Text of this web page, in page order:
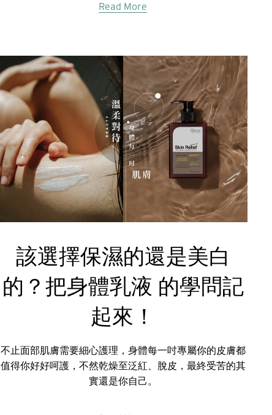
Read More
該選擇保濕的還是美白
的？把身體乳液 的學問記
起來！
不止面部肌膚需要細心護理，身體每一吋專屬你的皮膚都
值得你好好呵護，不然乾燥至泛紅、脫皮，最終受苦的其
實還是你自己。